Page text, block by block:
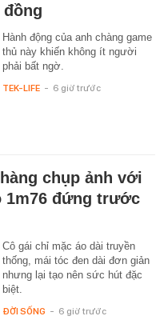
Hành động của anh chàng game
thủ này khiến không ít người
phải bất ngờ.
TEK-LIFE - 6 giờ trước
chụp ảnh với
1m76 đứng trước
Cô gái chỉ mặc áo dài truyền
thống, mái tóc đen dài đơn giản
nhưng lại tạo nên sức hút đặc
biệt.
ĐỜI SỐNG - 6 giờ trước